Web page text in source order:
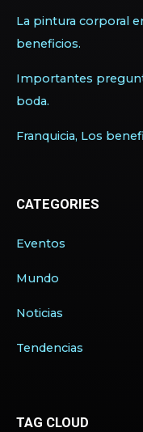
La pintura corporal
beneficios.
Importantes
boda.
Franquicia, Los
CATEGORIES
Eventos
Mundo
Noticias
Tendencias
TAG CLOUD